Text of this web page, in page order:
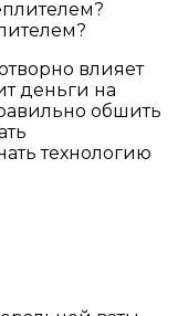
влияет
деньги на
обшить
технологию